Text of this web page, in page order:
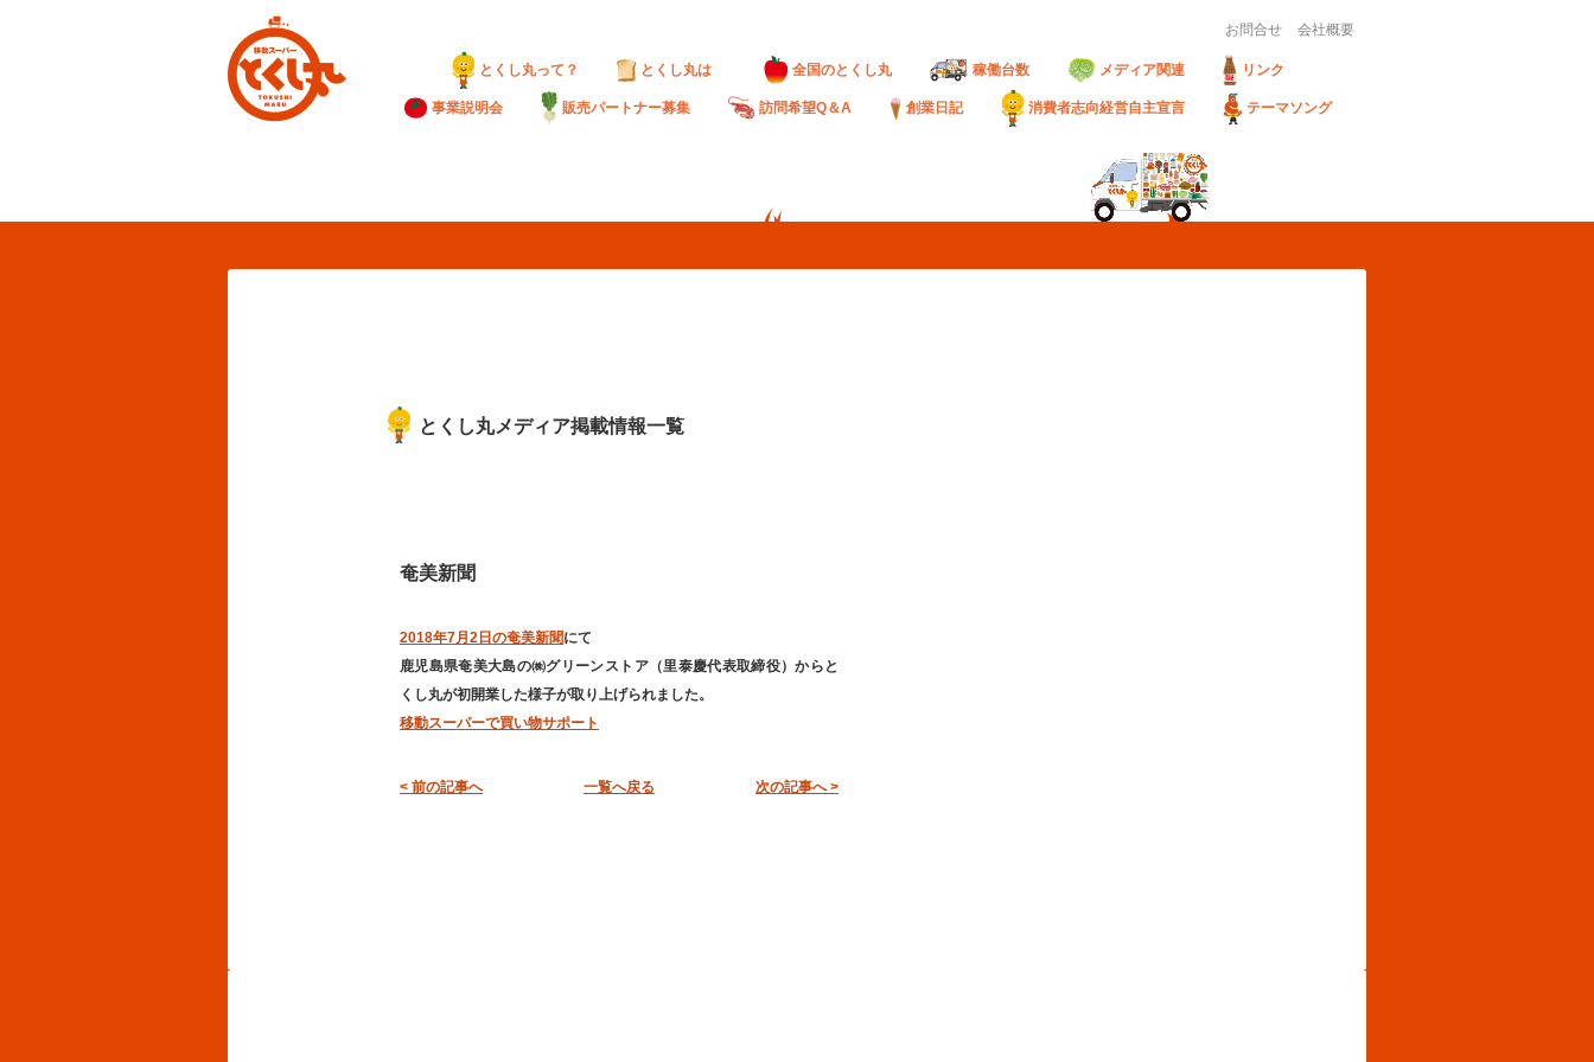
とくし丸って？ とくし丸は 全国のとくし丸 稼働台数 メディア関連 リンク
事業説明会 販売パートナー募集 訪問希望Q＆A 創業日記 消費者志向経営自主宣言 テーマソング
お問合せ 会社概要
とくし丸メディア掲載情報一覧
奄美新聞
2018年7月2日の奄美新聞にて
鹿児島県奄美大島の㈱グリーンストア（里泰慶代表取締役）からと
くし丸が初開業した様子が取り上げられました。
移動スーパーで買い物サポート
< 前の記事へ 一覧へ戻る 次の記事へ >